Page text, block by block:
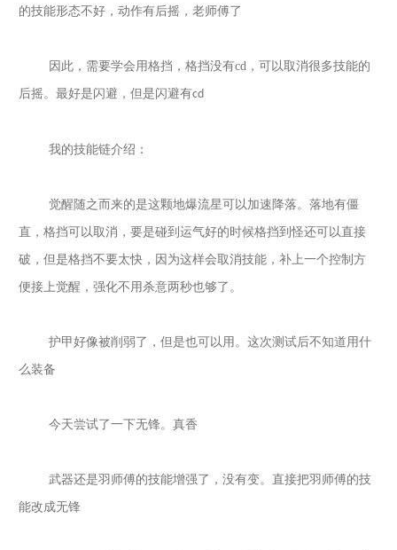
的技能形态不好，动作有后摇，老师傅了
因此，需要学会用格挡，格挡没有cd ，可以取消很多技能的
后摇。最好是闪避，但是闪避有cd
我的技能链介绍：
觉醒随之而来的是这颗地爆流星可以加速降落。落地有僵
直，格挡可以取消，要是碰到运气好的时候格挡到怪还可以直接
破，但是格挡不要太快，因为这样会取消技能，补上一个控制方
便接上觉醒，强化不用杀意两秒也够了。
护甲好像被削弱了，但是也可以用。这次测试后不知道用什
么装备
今天尝试了一下无锋。真香
武器还是羽师傅的技能增强了，没有变。直接把羽师傅的技
能改成无锋